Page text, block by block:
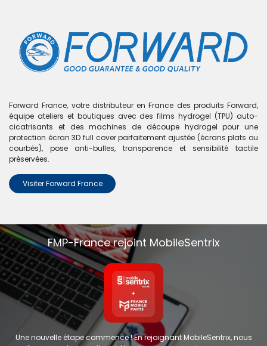
Boutique 0 articles trouvés.
Nous n'avons trouvé aucun
produit !
Aucun produit défini dans la catégorie iPad Air 11".
Forward France, votre distributeur en France des produits Forward,
équipe ateliers et boutiques avec des films hydrogel (TPU) auto-
cicatrisants et des machines de découpe hydrogel pour une
protection écran 3D full cover parfaitement ajustée (écrans plats ou
courbés), pose anti-bulles, transparence et sensibilité tactile
préservées.
Visiter Forward France
FMP-France rejoint MobileSentrix
Une nouvelle étape commence ! En rejoignant MobileSentrix, nous